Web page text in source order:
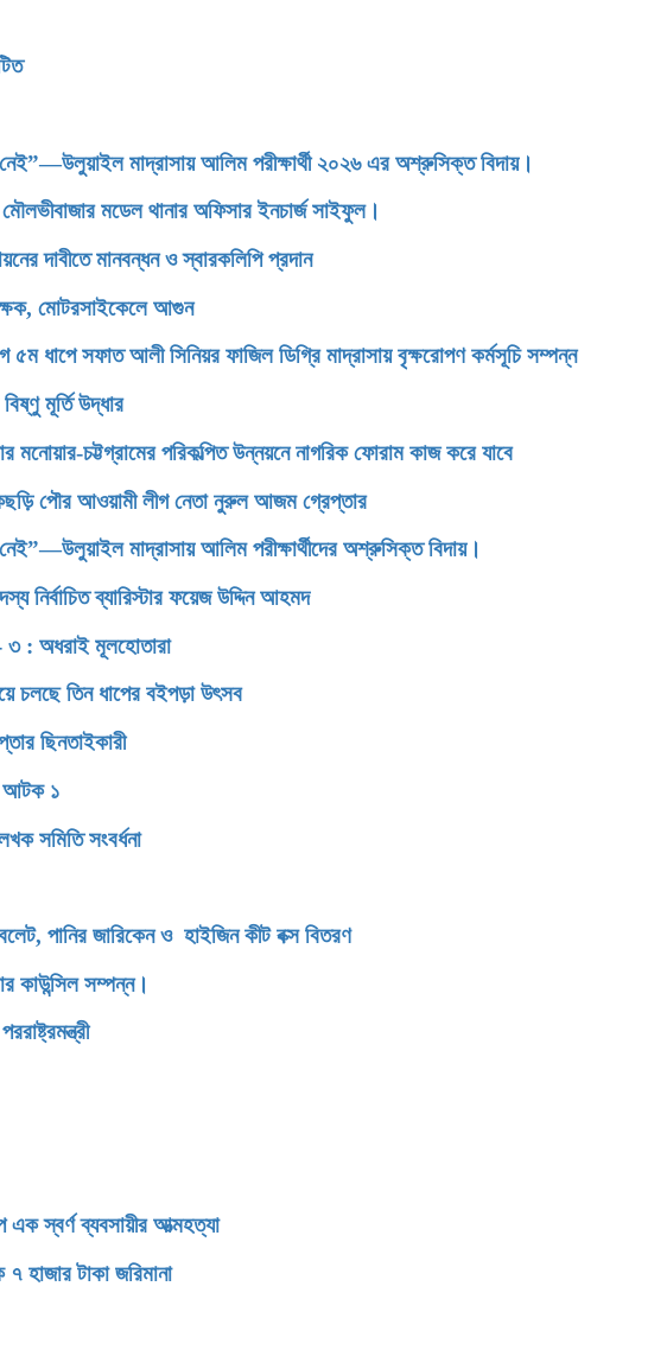
মাদ্রাসায় আলিম পরীক্ষার্থী ২০২৬ এর অশ্রুসিক্ত বিদায়।
মৌলভীবাজার মডেল থানার অফিসার ইনচার্জ সাইফুল।
দাবীতে মানবন্ধন ও স্বারকলিপি প্রদান
মোটরসাইকেলে আগুন
ধাপে সফাত আলী সিনিয়র ফাজিল ডিগ্রি মাদ্রাসায় বৃক্ষরোপণ কর্মসূচি সম্পন্ন
মূর্তি উদ্ধার
মনোয়ার-চট্টগ্রামের পরিকল্পিত উন্নয়নে নাগরিক ফোরাম কাজ করে যাবে
পৌর আওয়ামী লীগ নেতা নুরুল আজম গ্রেপ্তার
মাদ্রাসায় আলিম পরীক্ষার্থীদের অশ্রুসিক্ত বিদায়।
নির্বাচিত ব্যারিস্টার ফয়েজ উদ্দিন আহমদ
৩ : অধরাই মূলহোতারা
চলছে তিন ধাপের বইপড়া উৎসব
ছিনতাইকারী
আটক ১
লেখক সমিতি সংবর্ধনা
পানির জারিকেন ও হাইজিন কীট বক্স বিতরণ
কাউন্সিল সম্পন্ন।
এক স্বর্ণ ব্যবসায়ীর আত্মহত্যা
হাজার টাকা জরিমানা